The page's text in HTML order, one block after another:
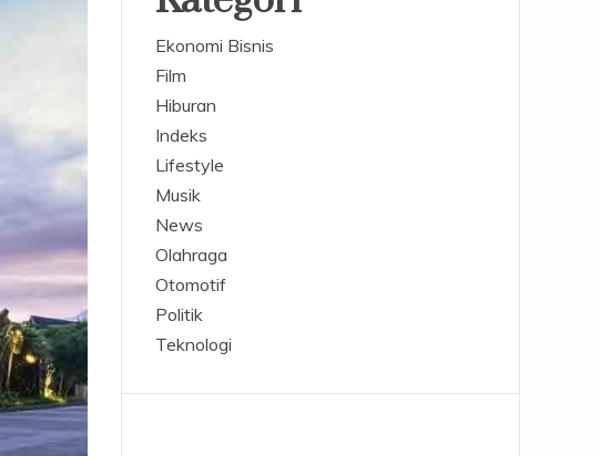
Ekonomi Bisnis
Film
Hiburan
Indeks
Lifestyle
Musik
News
Olahraga
Otomotif
Politik
Teknologi